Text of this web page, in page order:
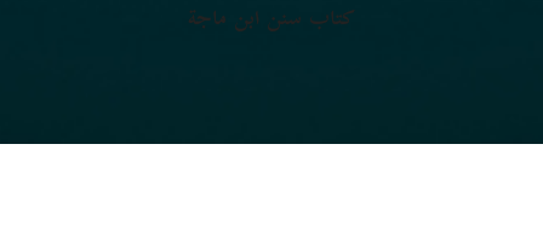
كتاب سنن ابن ماجة